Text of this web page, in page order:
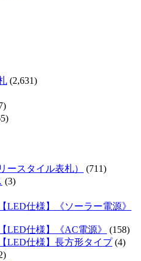
(2,631)
ースタイル表札）
(711)
(3)
LED仕様】《ソーラー電源》
LED仕様】《AC電源》
(158)
LED仕様】長方形タイプ(4)